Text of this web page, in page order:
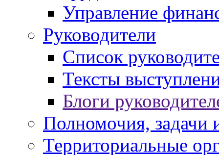
Управление
Руководители
Список
Тексты
Блоги
Полномочия, задачи
Территориальные